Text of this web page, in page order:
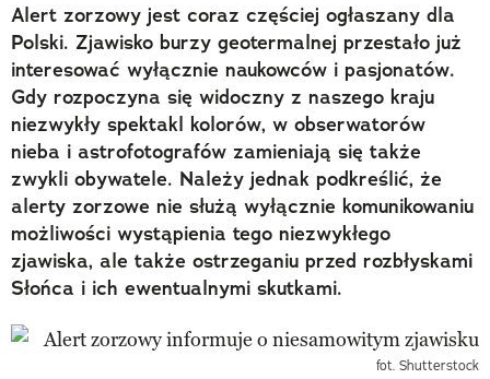
Alert zorzowy jest coraz częściej ogłaszany dla
Polski. Zjawisko burzy geotermalnej przestało już
interesować wyłącznie naukowców i pasjonatów.
Gdy rozpoczyna się widoczny z naszego kraju
niezwykły spektakl kolorów, w obserwatorów
nieba i astrofotografów zamieniają się także
zwykli obywatele. Należy jednak podkreślić, że
alerty zorzowe nie służą wyłącznie komunikowaniu
możliwości wystąpienia tego niezwykłego
zjawiska, ale także ostrzeganiu przed rozbłyskami
Słońca i ich ewentualnymi skutkami.
fot. Shutterstock